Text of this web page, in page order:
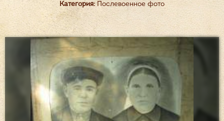
Категория:Послевоенное фото